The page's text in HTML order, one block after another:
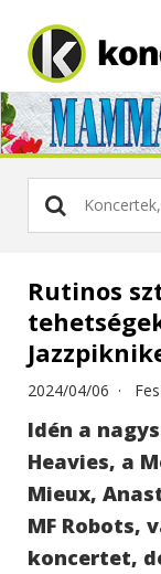
Rutinos
2024/04/06 ·
Idén a
Heavies, a
Mieux,
MF Robots,
koncertet,